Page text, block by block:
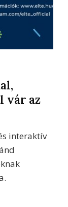
vár az
interaktív